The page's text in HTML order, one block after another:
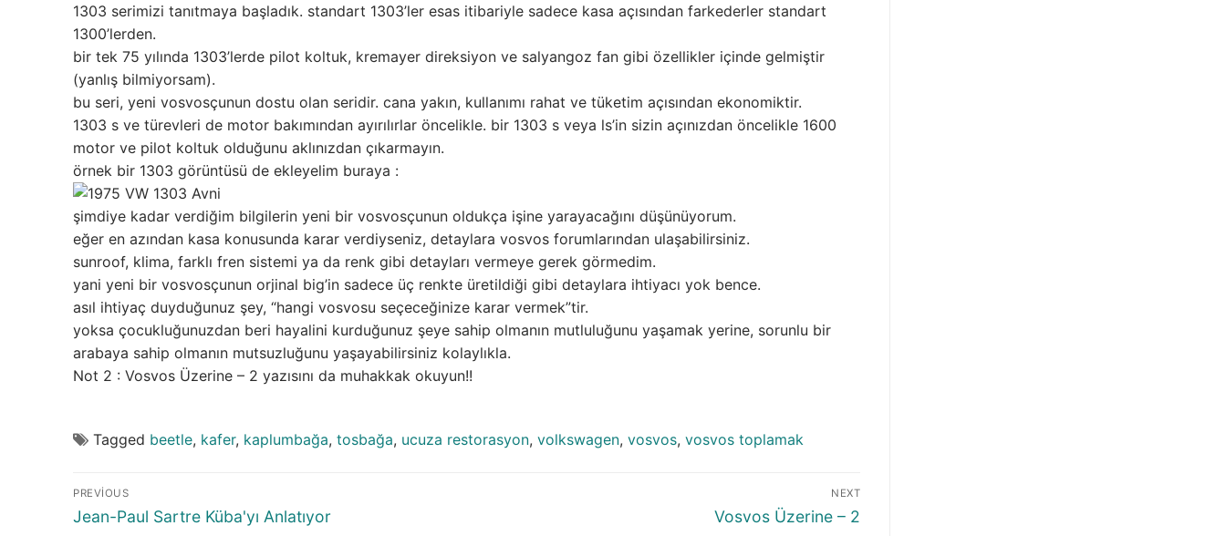
1303 serimizi tanıtmaya başladık. standart 1303’ler esas itibariyle sadece kasa açısından farkederler standart
1300’lerden.
bir tek 75 yılında 1303’lerde pilot koltuk, kremayer direksiyon ve salyangoz fan gibi özellikler içinde gelmiştir
(yanlış bilmiyorsam).
bu seri, yeni vosvosçunun dostu olan seridir. cana yakın, kullanımı rahat ve tüketim açısından ekonomiktir.
1303 s ve türevleri de motor bakımından ayırılırlar öncelikle. bir 1303 s veya ls’in sizin açınızdan öncelikle 1600
motor ve pilot koltuk olduğunu aklınızdan çıkarmayın.
örnek bir 1303 görüntüsü de ekleyelim buraya :
şimdiye kadar verdiğim bilgilerin yeni bir vosvosçunun oldukça işine yarayacağını düşünüyorum.
eğer en azından kasa konusunda karar verdiyseniz, detaylara vosvos forumlarından ulaşabilirsiniz.
sunroof, klima, farklı fren sistemi ya da renk gibi detayları vermeye gerek görmedim.
yani yeni bir vosvosçunun orjinal big’in sadece üç renkte üretildiği gibi detaylara ihtiyacı yok bence.
asıl ihtiyaç duyduğunuz şey, “hangi vosvosu seçeceğinize karar vermek”tir.
yoksa çocukluğunuzdan beri hayalini kurduğunuz şeye sahip olmanın mutluluğunu yaşamak yerine, sorunlu bir
arabaya sahip olmanın mutsuzluğunu yaşayabilirsiniz kolaylıkla.
Not 2 : Vosvos Üzerine – 2 yazısını da muhakkak okuyun!!
Tagged beetle, kafer, kaplumbağa, tosbağa, ucuza restorasyon, volkswagen, vosvos, vosvos toplamak
Yazı
gezinmesi
PREVIOUS
Previous
Jean-Paul Sartre Küba'yı Anlatıyor
NEXT
Next
Vosvos Üzerine – 2